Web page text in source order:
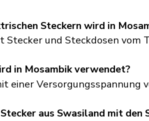
Steckern wird in
und Steckdosen vom
in Mosambik verwendet?
einer Versorgungsspannung
aus Swasiland mit den